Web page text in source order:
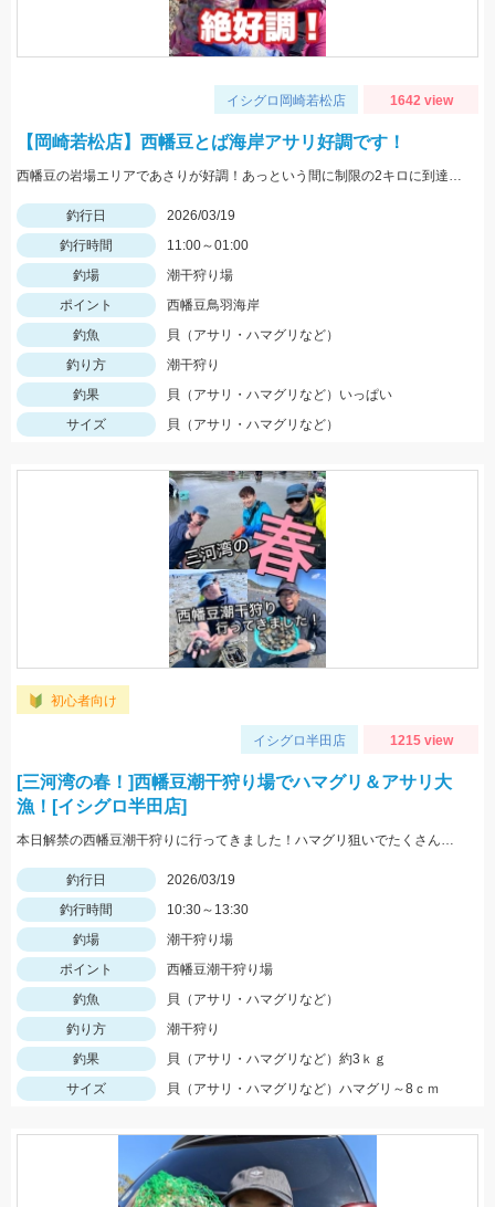
イシグロ岡崎若松店 1642 view
【岡崎若松店】西幡豆とば海岸アサリ好調です！
西幡豆の岩場エリアであさりが好調！あっという間に制限の2キロに到達したそうです！岩場なので一本カキとウェーダーは必須ですよ♪
釣行日
2026/03/19
釣行時間
11:00～01:00
釣場
潮干狩り場
ポイント
西幡豆鳥羽海岸
釣魚
貝（アサリ・ハマグリなど）
釣り方
潮干狩り
釣果
貝（アサリ・ハマグリなど）いっぱい
サイズ
貝（アサリ・ハマグリなど）
初心者向け
イシグロ半田店 1215 view
[三河湾の春！]西幡豆潮干狩り場でハマグリ＆アサリ大
漁！[イシグロ半田店]
本日解禁の西幡豆潮干狩りに行ってきました！ハマグリ狙いでたくさん獲れました♪
釣行日
2026/03/19
釣行時間
10:30～13:30
釣場
潮干狩り場
ポイント
西幡豆潮干狩り場
釣魚
貝（アサリ・ハマグリなど）
釣り方
潮干狩り
釣果
貝（アサリ・ハマグリなど）約3ｋｇ
サイズ
貝（アサリ・ハマグリなど）ハマグリ～8ｃｍ